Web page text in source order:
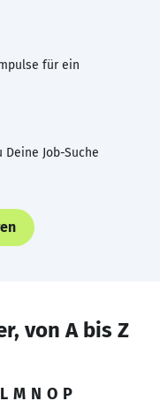
für ein
Job-Suche
von A bis Z
L M N O P